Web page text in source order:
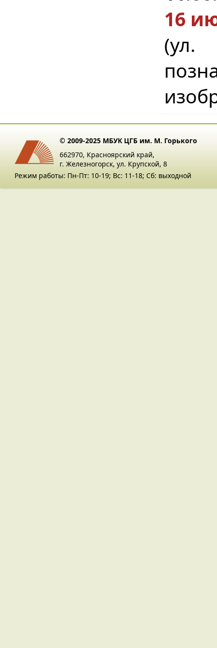
16
© 2009-2025 МБУК ЦГБ им. М. Горького
662970, Красноярский край,
г. Железногорск, ул. Крупской, 8
Режим работы: Пн-Пт: 10-19; Вс: 11-18; Сб: выходной